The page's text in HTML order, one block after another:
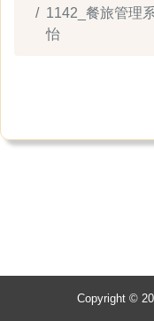
1142_餐旅管理
怡
Copyright ©